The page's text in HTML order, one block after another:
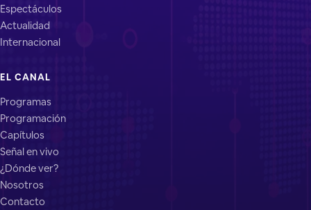
Espectáculos
Actualidad
Internacional
EL CANAL
Programas
Programación
Capítulos
Señal en vivo
¿Dónde ver?
Nosotros
Contacto